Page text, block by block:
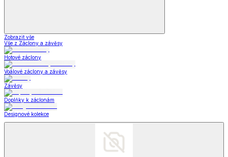
Zobrazit vše
Vše z Záclony a závěsy
Hotové záclony
Voálové záclony a závěsy
Závěsy
Doplňky k záclonám
Designové kolekce